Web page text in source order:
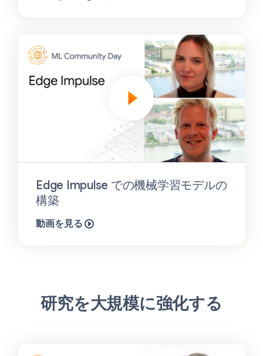
Edge Impulse での機械学習モデルの
構築
動画を見る
研究を大規模に強化する